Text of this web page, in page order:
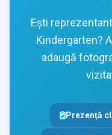
Ești
Kindergarten?
adaugă
Prezență